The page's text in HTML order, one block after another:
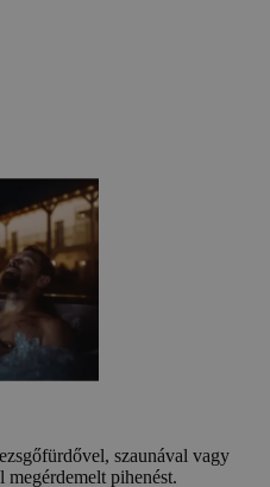
szaunával vagy
megérdemelt pihenést.